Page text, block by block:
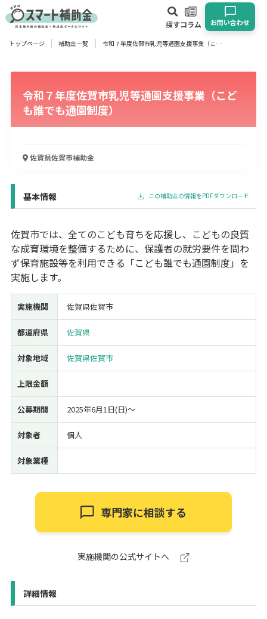
探すコラム お問い合わせ
対象
企業 団体 個人 その他
エリア
物流・運輸業 情報通信業 卸売･小売業
飲食業
建設･不動産業
サービス業 医療･福祉 農業･林業
漁業
使い道
経営改善・経営強化
人材採用・雇用
人材育成・福利厚生
起業・創業
事業承継 災害・被災者支援
コロナ関連
環境・省エネ
テレワーク
受付中のみ
トップページ 補助金一覧 令和７年度佐賀市乳児等通園支援事業（こども誰でも通園制度）
令和７年度佐賀市乳児等通園支援事業（こど
も誰でも通園制度）
佐賀県佐賀市補助金
基本情報 この補助金の情報をPDFダウンロード
佐賀市では、全てのこども育ちを応援し、こどもの良質
な成育環境を整備するために、保護者の就労要件を問わ
ず保育施設等を利用できる「こども誰でも通園制度」を
実施します。
実施機関 佐賀県佐賀市
都道府県 佐賀県
対象地域 佐賀県佐賀市
上限金額
公募期間 2025年6月1日(日)〜
対象者 個人
対象業種
専門家に相談する
実施機関の公式サイトへ
詳細情報